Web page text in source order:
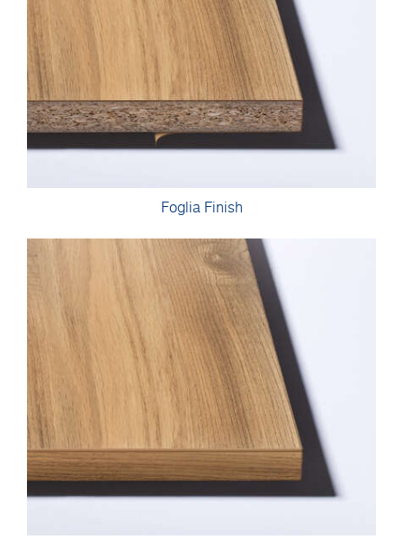
Foglia Finish